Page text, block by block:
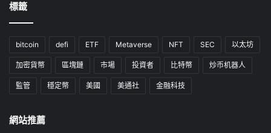
標籤
bitcoin defi ETF Metaverse NFT SEC 以太坊
加密貨幣 區塊鏈 市場 投資者 比特幣 炒币机器人
監管 穩定幣 美國 美通社 金融科技
網站推薦